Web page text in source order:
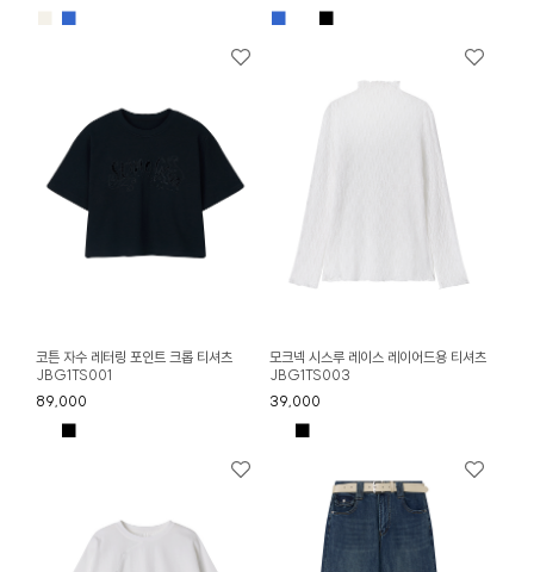
■ ■ ■
코튼 자수 레터링 포인트 크롭 티셔츠
JBG1TS001
89,000
■
모크넥 시스루 레이스 레이어드용 티셔츠
JBG1TS003
39,000
■